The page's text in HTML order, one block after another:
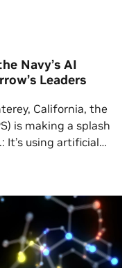
Navy’s AI
Leaders
California, the
is making a splash
It’s using artificial
skills. Like Silicon
to hold